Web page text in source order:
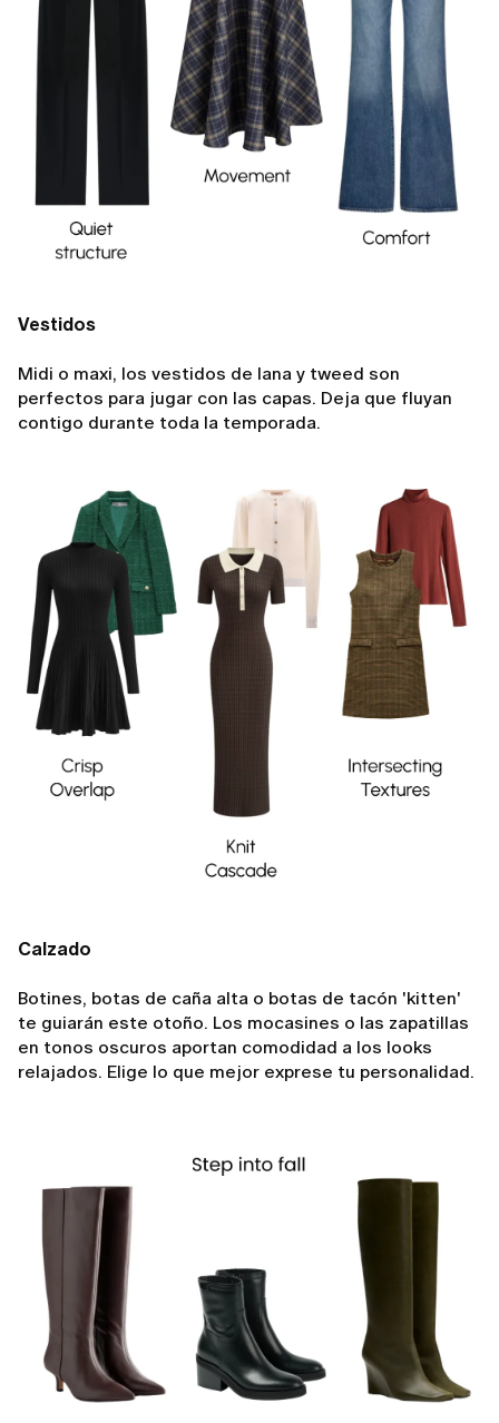
Vestidos
Midi o maxi, los vestidos de lana y tweed son
perfectos para jugar con las capas. Deja que fluyan
contigo durante toda la temporada.
Calzado
Botines, botas de caña alta o botas de tacón 'kitten'
te guiarán este otoño. Los mocasines o las zapatillas
en tonos oscuros aportan comodidad a los looks
relajados. Elige lo que mejor exprese tu personalidad.